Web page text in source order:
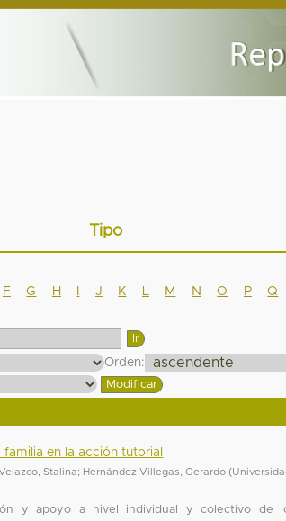
Tipo
F G H J K M N O P Q
Orden:
en la acción tutorial
Stalina; Hernández Villegas, Gerardo (
y apoyo a nivel individual y colectivo de